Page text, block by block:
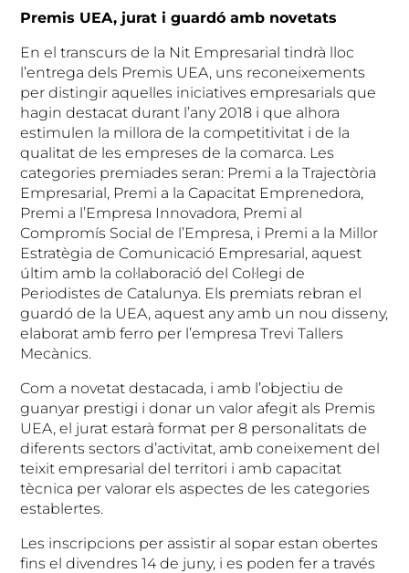
Premis UEA, jurat i guardó amb novetats
En el transcurs de la Nit Empresarial tindrà lloc
l’entrega dels Premis UEA, uns reconeixements
per distingir aquelles iniciatives empresarials que
hagin destacat durant l’any 2018 i que alhora
estimulen la millora de la competitivitat i de la
qualitat de les empreses de la comarca. Les
categories premiades seran: Premi a la Trajectòria
Empresarial, Premi a la Capacitat Emprenedora,
Premi a l’Empresa Innovadora, Premi al
Compromís Social de l’Empresa, i Premi a la Millor
Estratègia de Comunicació Empresarial, aquest
últim amb la col·laboració del Col·legi de
Periodistes de Catalunya. Els premiats rebran el
guardó de la UEA, aquest any amb un nou disseny,
elaborat amb ferro per l’empresa Trevi Tallers
Mecànics.
Com a novetat destacada, i amb l’objectiu de
guanyar prestigi i donar un valor afegit als Premis
UEA, el jurat estarà format per 8 personalitats de
diferents sectors d’activitat, amb coneixement del
teixit empresarial del territori i amb capacitat
tècnica per valorar els aspectes de les categories
establertes.
Les inscripcions per assistir al sopar estan obertes
fins el divendres 14 de juny, i es poden fer a través